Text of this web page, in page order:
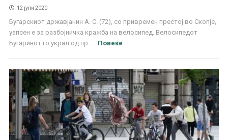
12 јули 2020
Бугарскиот државјанин А. С. (72), со привремен престој во Скопје,
уапсен е за разбојничка кражба на велосипед. Велосипедот
Бугаринот го украл од пр ...
Повеќе